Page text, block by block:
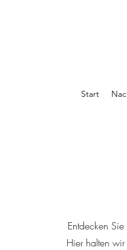
Start
Entdecken
Hier halten